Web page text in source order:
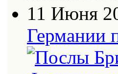
11 Июня
Германии